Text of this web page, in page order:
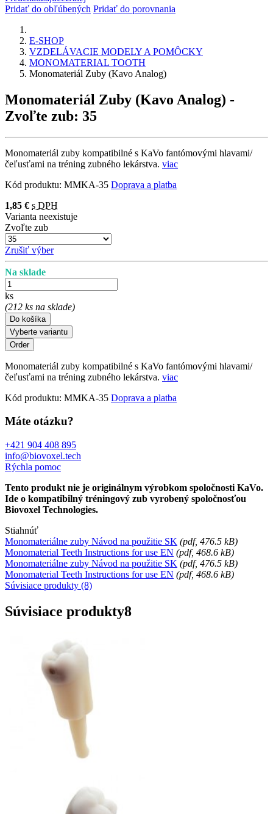
Pridať do obľúbených Pridať do porovnania
E-SHOP
VZDELÁVACIE MODELY A POMÔCKY
MONOMATERIAL TOOTH
Monomateriál Zuby (Kavo Analog)
Monomateriál Zuby (Kavo Analog) -
Zvoľte zub: 35
Monomateriál zuby kompatibilné s KaVo fantómovými hlavami/
čeľusťami na tréning zubného lekárstva. viac
Kód produktu: MMKA-35 Doprava a platba
1,85 € s DPH
Varianta neexistuje
Zvoľte zub
Zrušiť výber
Na sklade
ks
(212 ks na sklade)
Do košíka
Vyberte variantu
Monomateriál zuby kompatibilné s KaVo fantómovými hlavami/
čeľusťami na tréning zubného lekárstva. viac
Kód produktu: MMKA-35 Doprava a platba
Máte otázku?
+421 904 408 895
info@biovoxel.tech
Rýchla pomoc
Tento produkt nie je originálnym výrobkom spoločnosti KaVo.
Ide o kompatibilný tréningový zub vyrobený spoločnosťou
Biovoxel Technologies.
Stiahnúť
Monomateriálne zuby Návod na použitie SK (pdf, 476.5 kB)
Monomaterial Teeth Instructions for use EN (pdf, 468.6 kB)
Monomateriálne zuby Návod na použitie SK (pdf, 476.5 kB)
Monomaterial Teeth Instructions for use EN (pdf, 468.6 kB)
Súvisiace produkty (8)
Súvisiace produkty8